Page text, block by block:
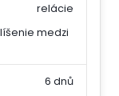
medzi
relácie
6 dnů